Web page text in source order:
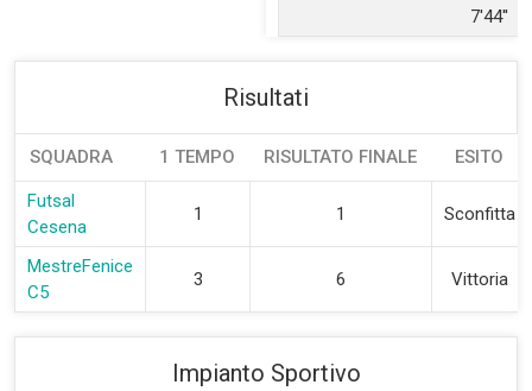
7'44''
Risultati
SQUADRA 1 TEMPO RISULTATO FINALE ESITO
Futsal
Cesena
1 1 Sconfitta
MestreFenice
C5
3 6 Vittoria
Impianto Sportivo